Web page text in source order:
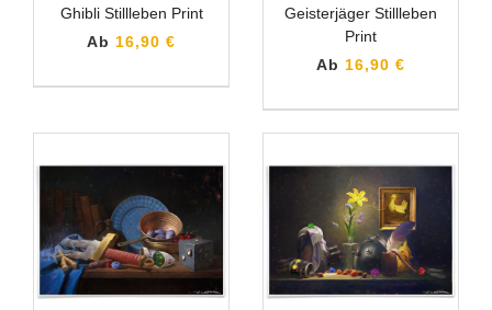
Ghibli Stillleben Print
Ab 16,90 €
Geisterjäger Stillleben
Print
Ab 16,90 €